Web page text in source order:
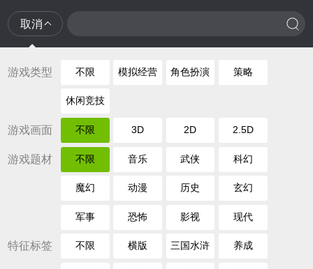
取消
游戏类型 不限 模拟经营 角色扮演 策略
休闲竞技
游戏画面 不限 3D 2D 2.5D
游戏题材 不限 音乐 武侠 科幻
魔幻 动漫 历史 玄幻
军事 恐怖 影视 现代
特征标签 不限 横版 三国水浒 养成